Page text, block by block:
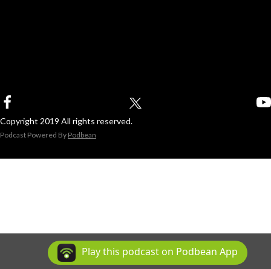
Copyright 2019 All rights reserved.
Podcast Powered By Podbean
Play this podcast on Podbean App